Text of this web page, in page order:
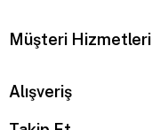
Müşteri Hizmetleri
Alışveriş